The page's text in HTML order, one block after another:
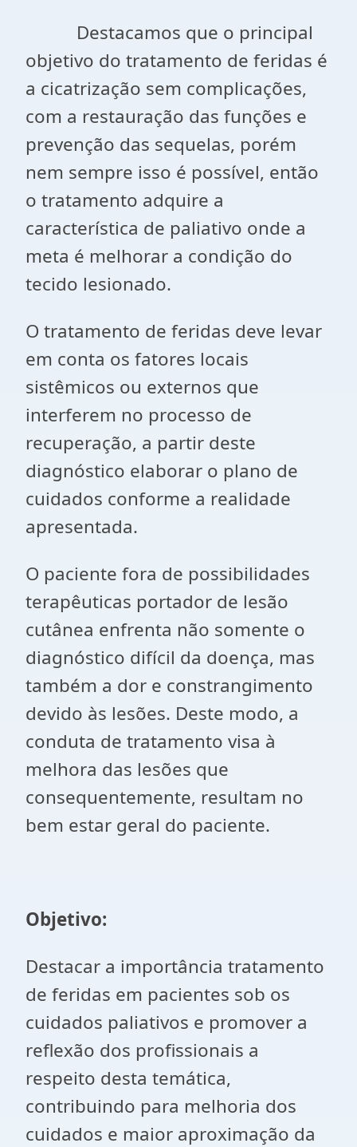
Destacamos que o principal
objetivo do tratamento de feridas é
a cicatrização sem complicações,
com a restauração das funções e
prevenção das sequelas, porém
nem sempre isso é possível, então
o tratamento adquire a
característica de paliativo onde a
meta é melhorar a condição do
tecido lesionado.
O tratamento de feridas deve levar
em conta os fatores locais
sistêmicos ou externos que
interferem no processo de
recuperação, a partir deste
diagnóstico elaborar o plano de
cuidados conforme a realidade
apresentada.
O paciente fora de possibilidades
terapêuticas portador de lesão
cutânea enfrenta não somente o
diagnóstico difícil da doença, mas
também a dor e constrangimento
devido às lesões. Deste modo, a
conduta de tratamento visa à
melhora das lesões que
consequentemente, resultam no
bem estar geral do paciente.
Objetivo:
Destacar a importância tratamento
de feridas em pacientes sob os
cuidados paliativos e promover a
reflexão dos profissionais a
respeito desta temática,
contribuindo para melhoria dos
cuidados e maior aproximação da